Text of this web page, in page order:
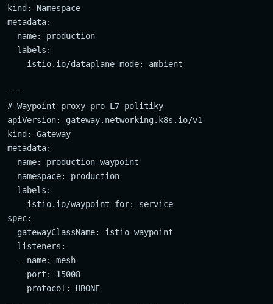
kind: Namespace
metadata:
  name: production
  labels:
    istio.io/dataplane-mode: ambient
---
# Waypoint proxy pro L7 politiky
apiVersion: gateway.networking.k8s.io/v1
kind: Gateway
metadata:
  name: production-waypoint
  namespace: production
  labels:
    istio.io/waypoint-for: service
spec:
  gatewayClassName: istio-waypoint
  listeners:
  - name: mesh
    port: 15008